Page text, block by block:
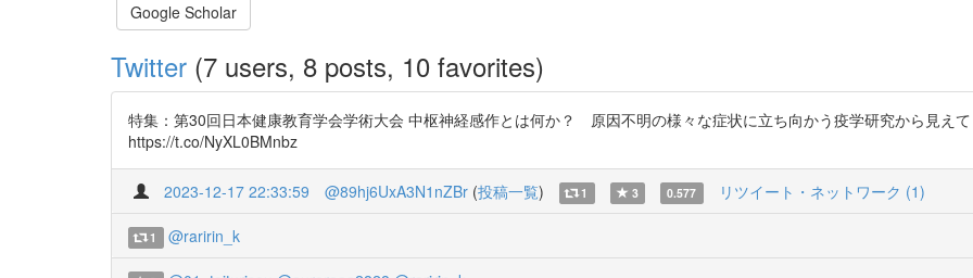
Google Scholar
Twitter (7 users, 8 posts, 10 favorites)
特集：第30回日本健康教育学会学術大会 中枢神経感作とは何か？ 原因不明の様々な症状に立ち向かう疫学研究から見え
https://t.co/NyXL0BMnbz
2023-12-17 22:33:59 @89hj6UxA3N1nZBr (投稿一覧) 1 3 0.577 リツイート・ネットワーク (1)
1 @raririn_k